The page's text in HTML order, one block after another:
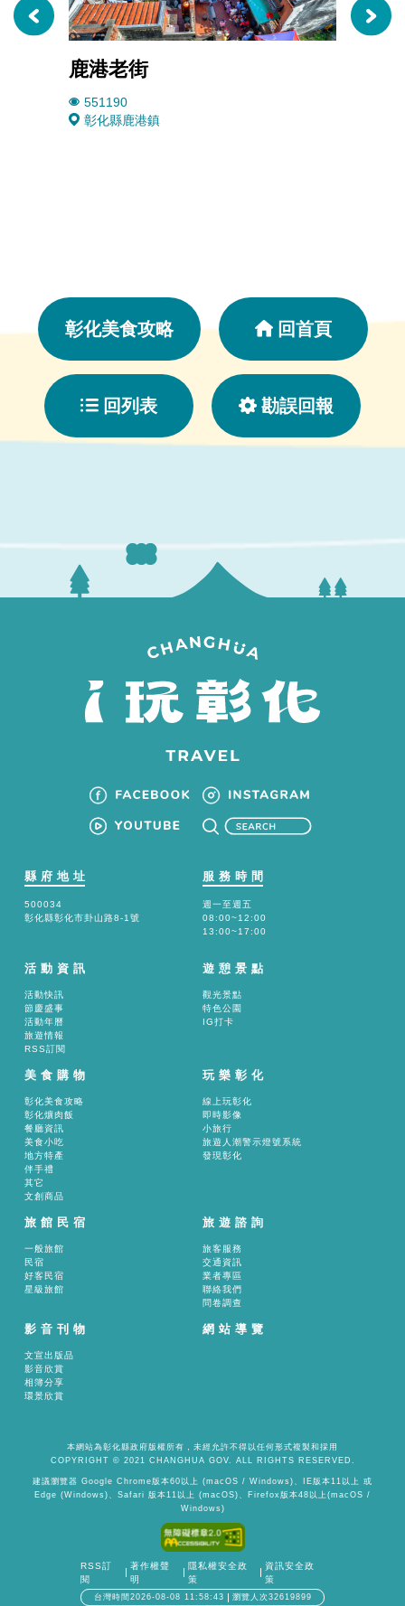
鹿港老街
551190
彰化縣鹿港鎮
彰化美食攻略 回首頁
回列表 勘誤回報
縣府地址
500034
彰化縣彰化市卦山路8-1號
服務時間
週一至週五
08:00~12:00
13:00~17:00
活動資訊
活動快訊
節慶盛事
活動年曆
旅遊情報
RSS訂閱
遊憩景點
觀光景點
特色公園
IG打卡
美食購物
彰化美食攻略
彰化爌肉飯
餐廳資訊
美食小吃
地方特產
伴手禮
其它
文創商品
玩樂彰化
線上玩彰化
即時影像
小旅行
旅遊人潮警示燈號系統
發現彰化
旅館民宿
一般旅館
民宿
好客民宿
星級旅館
旅遊諮詢
旅客服務
交通資訊
業者專區
聯絡我們
問卷調查
影音刊物
文宣出版品
影音欣賞
相簿分享
環景欣賞
網站導覽
本網站為彰化縣政府版權所有，未經允許不得以任何形式複製和採用
COPYRIGHT © 2021 CHANGHUA GOV. ALL RIGHTS RESERVED.
建議瀏覽器 Google Chrome版本60以上 (macOS / Windows)、IE版本11以上 或
Edge (Windows)、Safari 版本11以上 (macOS)、Firefox版本48以上(macOS /
Windows)
RSS訂
閱
著作權聲
明
隱私權安全政
策
資訊安全政
策
台灣時間2026-08-08 11:58:43 瀏覽人次32619899